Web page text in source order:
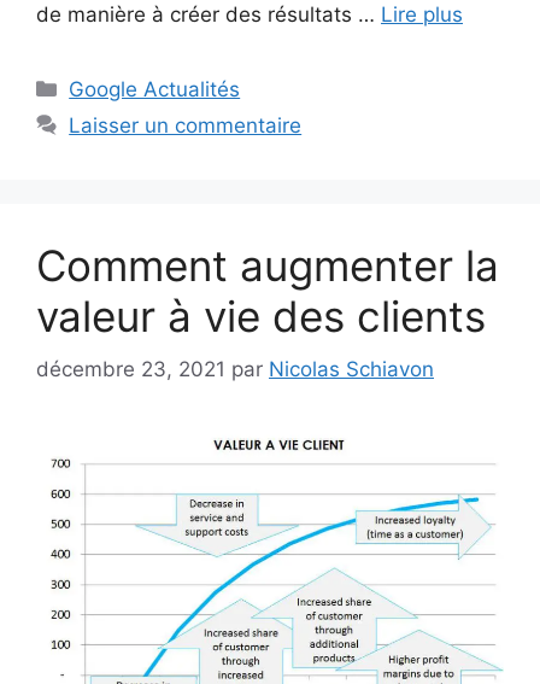
de manière à créer des résultats … Lire plus
Catégories
Google Actualités
Laisser un commentaire
Comment augmenter la
valeur à vie des clients
décembre 23, 2021 par Nicolas Schiavon